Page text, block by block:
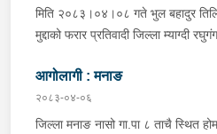
३० को अभिषेक कुमार पण्डित घाईते भई
चितवन पठाएको, मोटरसाइकल,ट्रक र
लिईएको ।
मिति २०८३।०४।०८ गते भुल बहादुर
मुद्दाको फरार प्रतिवादी जिल्ला म्याग्दी
म्याग्दी आक्रमणमा कारागारबाट फरार
म्याग्दीको फैसलाले २० बर्ष कैद सजाय
भुक्तान गर्न बाँकी रहेको फरार
आगोलागी : मनाङ
२०८३-०४-०६
जिल्ला मनाङ नासो गा.पा ८ ताचै स्थित